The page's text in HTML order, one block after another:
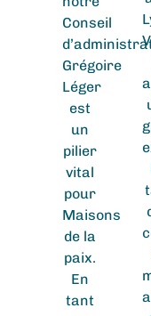
Conseil
Grégoire
Léger
est
un
pilier
vital
pour
Maisons
de la
paix.
En
tant